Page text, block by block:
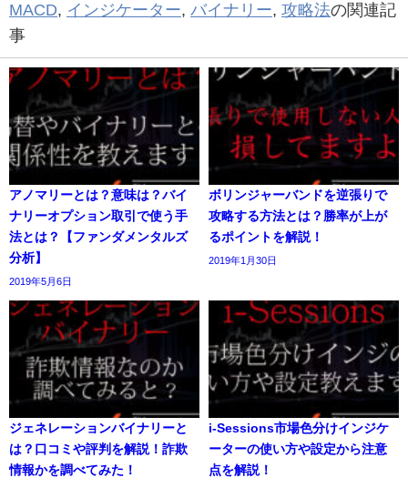
MACD, インジケーター, バイナリー, 攻略法の関連記
事
アノマリーとは？意味は？バイ
ナリーオプション取引で使う手
法とは？【ファンダメンタルズ
分析】
2019年5月6日
ボリンジャーバンドを逆張りで
攻略する方法とは？勝率が上が
るポイントを解説！
2019年1月30日
ジェネレーションバイナリーと
は？口コミや評判を解説！詐欺
情報かを調べてみた！
i-Sessions市場色分けインジケ
ーターの使い方や設定から注意
点を解説！